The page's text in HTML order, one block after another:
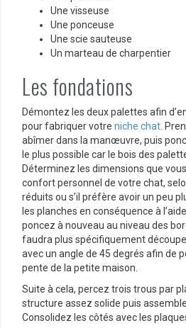
Une visseuse
Une ponceuse
Une scie sauteuse
Un marteau de charpentier
Les fondations
Démontez les deux palettes afin
pour fabriquer votre niche chat .
abîmer dans la manœuvre, puis
le plus possible car le bois des
Déterminez les dimensions que
confort personnel de votre chat,
réduits ou s’il préfère avoir un peu
les planches en conséquence à
poncez à nouveau au niveau des
faudra plus spécifiquement
avec un angle de 45 degrés afin de
pente de la petite maison.
Suite à cela, percez trois trous par
structure assez solide puis
Consolidez les côtés avec les